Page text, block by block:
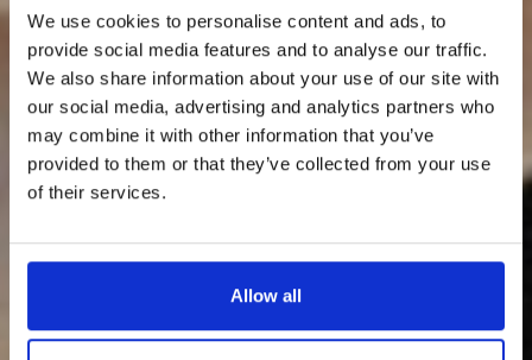
We use cookies to personalise content and ads, to
provide social media features and to analyse our traffic.
We also share information about your use of our site with
our social media, advertising and analytics partners who
may combine it with other information that you’ve
provided to them or that they’ve collected from your use
of their services.
Allow all